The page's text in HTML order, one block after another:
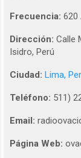
Frecuencia: 620
Dirección: Calle
Isidro, Perú
Ciudad: Lima,
Teléfono: 511)
Email:
Página Web: